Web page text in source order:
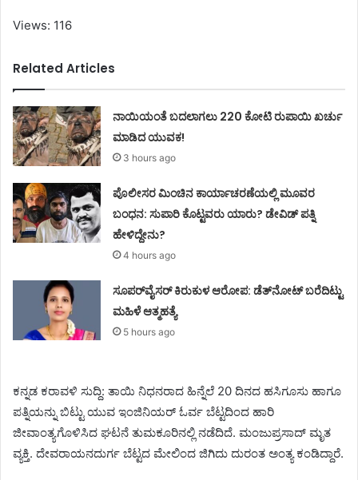
Views: 116
Related Articles
ನಾಯಿಯಂತೆ ಬದಲಾಗಲು 220 ಕೋಟಿ ರುಪಾಯಿ ಖರ್ಚು
ಮಾಡಿದ ಯುವಕ!
3 hours ago
ಪೊಲೀಸರ ಮಿಂಚಿನ ಕಾರ್ಯಾಚರಣೆಯಲ್ಲಿ ಮೂವರ
ಬಂಧನ: ಸುಪಾರಿ ಕೊಟ್ಟವರು ಯಾರು? ಡೇವಿಡ್ ಪತ್ನಿ
ಹೇಳಿದ್ದೇನು?
4 hours ago
ಸೂಪರ್‌ವೈಸರ್‌ ಕಿರುಕುಳ ಆರೋಪ: ಡೆತ್‌ನೋಟ್‌ ಬರೆದಿಟ್ಟು
ಮಹಿಳೆ ಆತ್ಮಹತ್ಯೆ
5 hours ago
ಕನ್ನಡ ಕರಾವಳಿ ಸುದ್ದಿ: ತಾಯಿ ನಿಧನರಾದ ಹಿನ್ನೆಲೆ 20 ದಿನದ ಹಸಿಗೂಸು ಹಾಗೂ
ಪತ್ನಿಯನ್ನು ಬಿಟ್ಟು ಯುವ ಇಂಜಿನಿಯರ್ ಓರ್ವ ಬೆಟ್ಟದಿಂದ ಹಾರಿ
ಜೀವಾಂತ್ಯಗೊಳಿಸಿದ ಘಟನೆ ತುಮಕೂರಿನಲ್ಲಿ ನಡೆದಿದೆ. ಮಂಜುಪ್ರಸಾದ್‌ ಮೃತ
ವ್ಯಕ್ತಿ. ದೇವರಾಯನದುರ್ಗ ಬೆಟ್ಟದ ಮೇಲಿಂದ ಜಿಗಿದು ದುರಂತ ಅಂತ್ಯ ಕಂಡಿದ್ದಾರೆ.